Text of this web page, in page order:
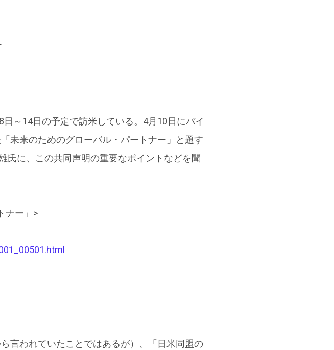
～14日の予定で訪米している。4月10日にバイ
未来のためのグローバル・パートナー」と題す
氏に、この共同声明の重要なポイントなどを聞
ナー」>
言われていたことではあるが）、「日米同盟の